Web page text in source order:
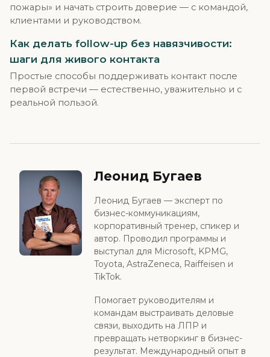
пожары» и начать строить доверие — с командой,
клиентами и руководством.
Как делать follow-up без навязчивости:
шаги для живого контакта
Простые способы поддерживать контакт после
первой встречи — естественно, уважительно и с
реальной пользой.
Леонид Бугаев
Леонид Бугаев — эксперт по
бизнес-коммуникациям,
корпоративный тренер, спикер и
автор. Проводил программы и
выступал для Microsoft, KPMG,
Toyota, AstraZeneca, Raiffeisen и
TikTok.
Помогает руководителям и
командам выстраивать деловые
связи, выходить на ЛПР и
превращать нетворкинг в бизнес-
результат. Международный опыт в